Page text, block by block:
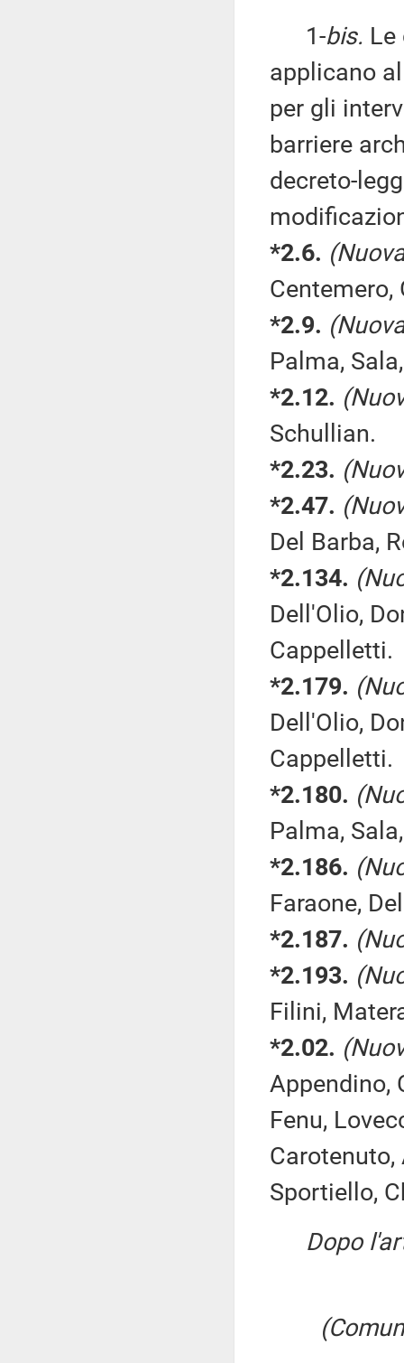
1-bis.
applicano
per gli
barriere
decreto-
*2.6.
Centemero,
*2.9.
Palma,
*2.12.
Schullian.
*2.23.
*2.47.
Del Barba,
*2.134.
Dell'Olio,
Cappelletti.
*2.179.
Dell'Olio,
Cappelletti.
*2.180.
Palma,
*2.186.
Faraone,
*2.187.
*2.193.
Filini,
*2.02.
Appendino,
Fenu,
Carotenuto,
Sportiello,
Dopo